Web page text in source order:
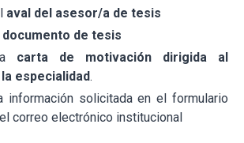
aval del asesor/a de tesis
documento de tesis
carta de motivación dirigida al
especialidad.
información solicitada en el formulario
correo electrónico institucional